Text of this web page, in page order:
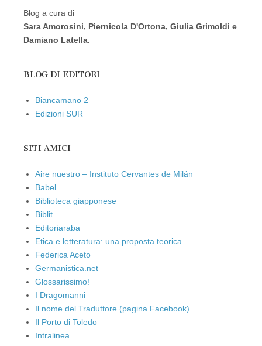
Blog a cura di
Sara Amorosini, Piernicola D'Ortona, Giulia Grimoldi e
Damiano Latella.
BLOG DI EDITORI
Biancamano 2
Edizioni SUR
SITI AMICI
Aire nuestro – Instituto Cervantes de Milán
Babel
Biblioteca giapponese
Biblit
Editoriaraba
Etica e letteratura: una proposta teorica
Federica Aceto
Germanistica.net
Glossarissimo!
I Dragomanni
Il nome del Traduttore (pagina Facebook)
Il Porto di Toledo
Intralinea